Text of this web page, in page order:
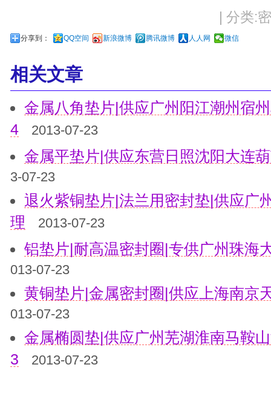
| 分类:
分享到： QQ空间 新浪微博 腾讯微博 人人网 微信
相关文章
金属八角垫片|供应广州阳江潮州宿
4
2013-07-23
金属平垫片|供应东营日照沈阳大连
3-07-23
退火紫铜垫片|法兰用密封垫|供应广
理
2013-07-23
铝垫片|耐高温密封圈|专供广州珠海
013-07-23
黄铜垫片|金属密封圈|供应上海南京
013-07-23
金属椭圆垫|供应广州芜湖淮南马鞍
3
2013-07-23